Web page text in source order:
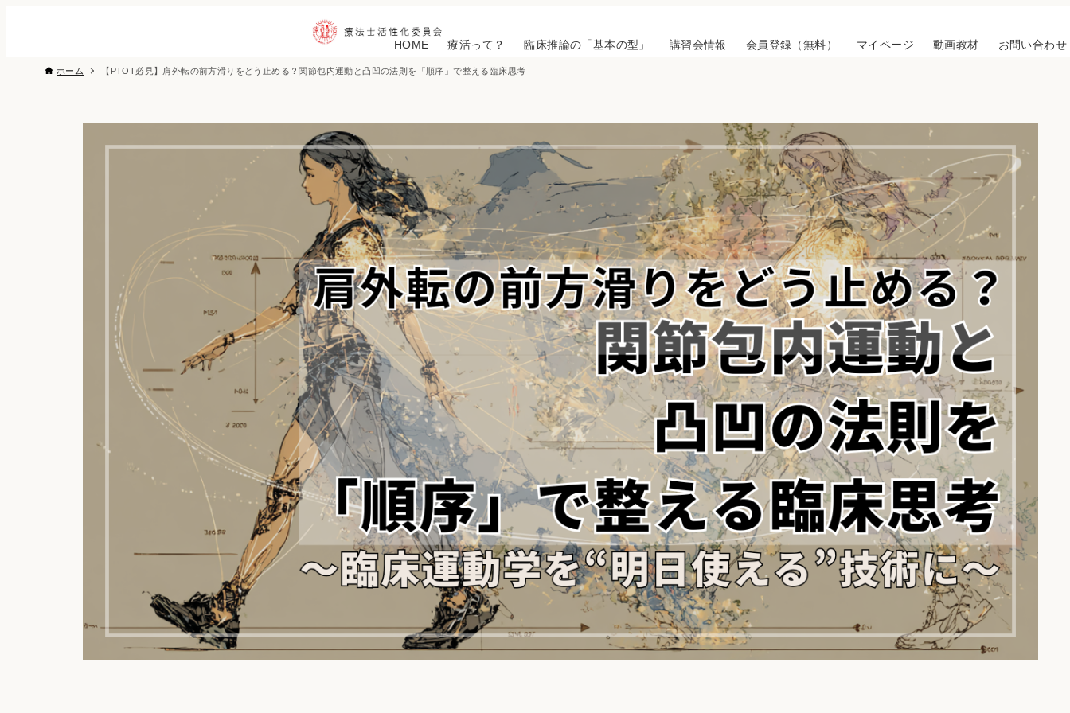
HOME 療活って？ 臨床推論の「基本の型」 講習会情報 会員登録（無料） マイページ 動画教材 お問い合わせ
ホーム 【PTOT必見】肩外転の前方滑りをどう止める？関節包内運動と凸凹の法則を「順序」で整える臨床思考